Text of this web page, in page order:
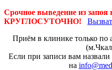
Срочное выведение из запоя
КРУГЛОСУТОЧНО!
Приём в клинике только по
Если при записи вам
на